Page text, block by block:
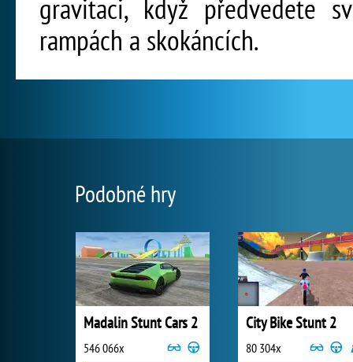
gravitaci, když předvedete
rampách a skokáncích.
Podobné hry
Madalin Stunt Cars 2
546 066x
City Bike Stunt 2
80 304x